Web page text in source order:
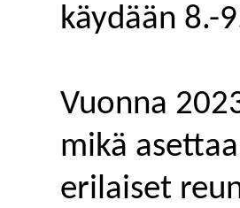
käydään 8.-
Vuonna
mikä
erilaiset